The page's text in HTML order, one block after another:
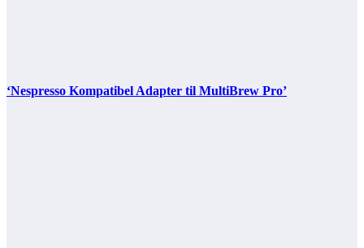
‘Nespresso Kompatibel Adapter til MultiBrew Pro’